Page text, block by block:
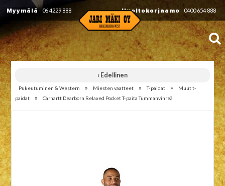
Myymälä 06 4229 888 Huoltokorjaamo 0400 654 888
‹ Edellinen
Pukeutuminen & Western » Miesten vaatteet » T-paidat »
Muut t-
paidat
» Carhartt Dearborn Relaxed Pocket T-paita Tummanvihreä